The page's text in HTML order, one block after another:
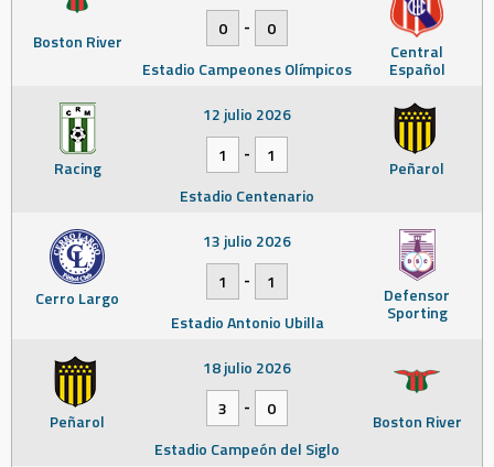
Boston River Central
Español
0
-
0
Estadio Campeones Olímpicos
Racing Peñarol
12 julio 2026
1
-
1
Estadio Centenario
Cerro Largo Defensor
Sporting
13 julio 2026
1
-
1
Estadio Antonio Ubilla
Peñarol Boston River
18 julio 2026
3
-
0
Estadio Campeón del Siglo